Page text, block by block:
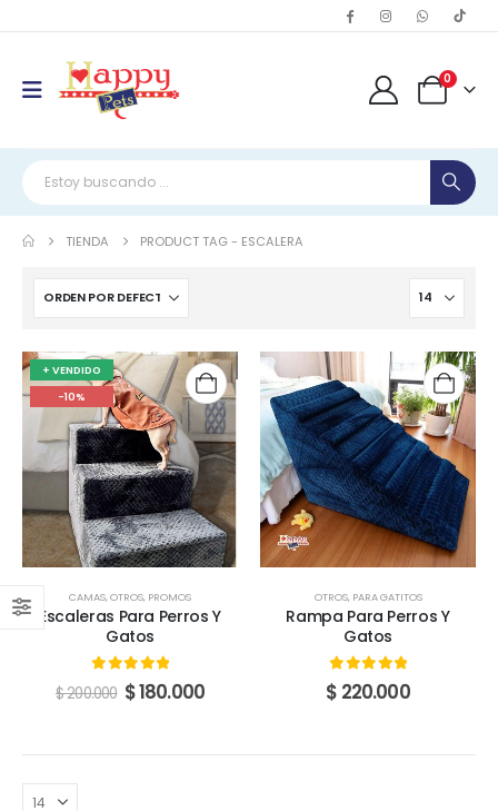
0
TIENDA PRODUCT TAG - ESCALERA
+ VENDIDO
-10%
CAMAS,OTROS, PROMOS
Escaleras Para Perros Y
Gatos
out of 5
$200.000 Original
price
$180.000Current
OTROS, PARA GATITOS
Rampa Para Perros Y
Gatos
0 out of 5
$ 220.000